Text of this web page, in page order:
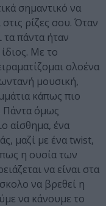
σημαντικό να
ρίζες σου. Όταν
τα πάντα ήταν
Με το
ολοένα
μουσική,
κάπως πιο
Πάντα όμως
αίσθημα, ένα
μαζί με ένα twist,
η ουσία των
να είναι στα
να βρεθεί η
να κάνουμε το